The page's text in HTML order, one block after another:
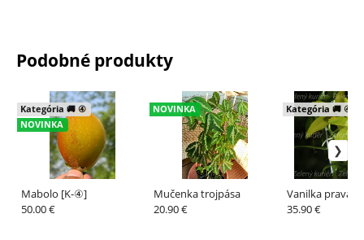
Podobné produkty
Mabolo [K-④]
Kategória 🚚 ④
NOVINKA
50.00 €
Mučenka trojpása
NOVINKA
20.90 €
Vanilka pravá.
Kategória 🚚 ④
35.90 €